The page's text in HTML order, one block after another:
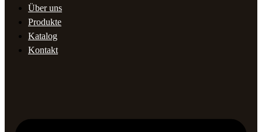
Über uns
Produkte
Katalog
Kontakt